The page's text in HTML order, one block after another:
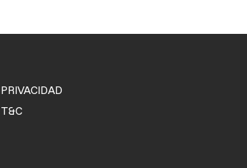
PRIVACIDAD
T&C